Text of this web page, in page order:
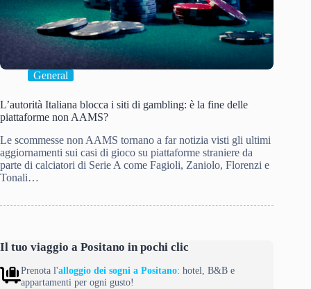
General
L’autorità Italiana blocca i siti di gambling: è la fine delle
piattaforme non AAMS?
Le scommesse non AAMS tornano a far notizia visti gli ultimi
aggiornamenti sui casi di gioco su piattaforme straniere da
parte di calciatori di Serie A come Fagioli, Zaniolo, Florenzi e
Tonali…
Il tuo viaggio a Positano in pochi clic
Prenota l'alloggio dei sogni a Positano: hotel, B&B e
appartamenti per ogni gusto!